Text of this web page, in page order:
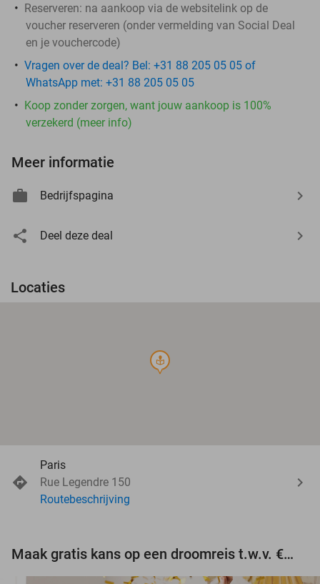
Reserveren: na aankoop via de websitelink op de
voucher reserveren (onder vermelding van Social Deal
en je vouchercode)
Vragen over de deal? Bel: +31 88 205 05 05 of
WhatsApp met: +31 88 205 05 05
Koop zonder zorgen, want jouw aankoop is 100%
verzekerd (meer info)
Meer informatie
Bedrijfspagina
Deel deze deal
Locaties
course
Paris
Rue Legendre 150
Routebeschrijving
Maak gratis kans op een droomreis t.w.v. €3.000!